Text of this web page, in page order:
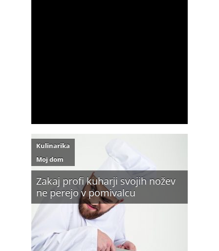
Zakaj profi kuharji svojih nožev
ne perejo v pomivalcu
Kulinarika
Moj dom